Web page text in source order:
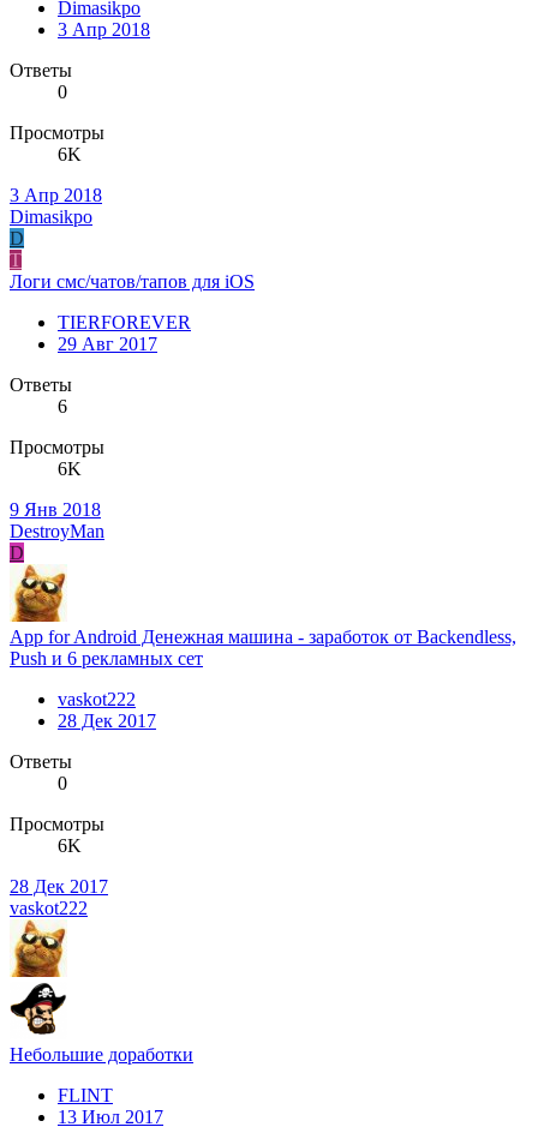
Dimasikpo
3 Апр 2018
Ответы
0
Просмотры
6K
3 Апр 2018
Dimasikpo
D
T
Логи смс/чатов/тапов для iOS
TIERFOREVER
29 Авг 2017
Ответы
6
Просмотры
6K
9 Янв 2018
DestroyMan
D
App for Android Денежная машина - заработок от Backendless,
Push и 6 рекламных сет
vaskot222
28 Дек 2017
Ответы
0
Просмотры
6K
28 Дек 2017
vaskot222
Небольшие доработки
FLINT
13 Июл 2017